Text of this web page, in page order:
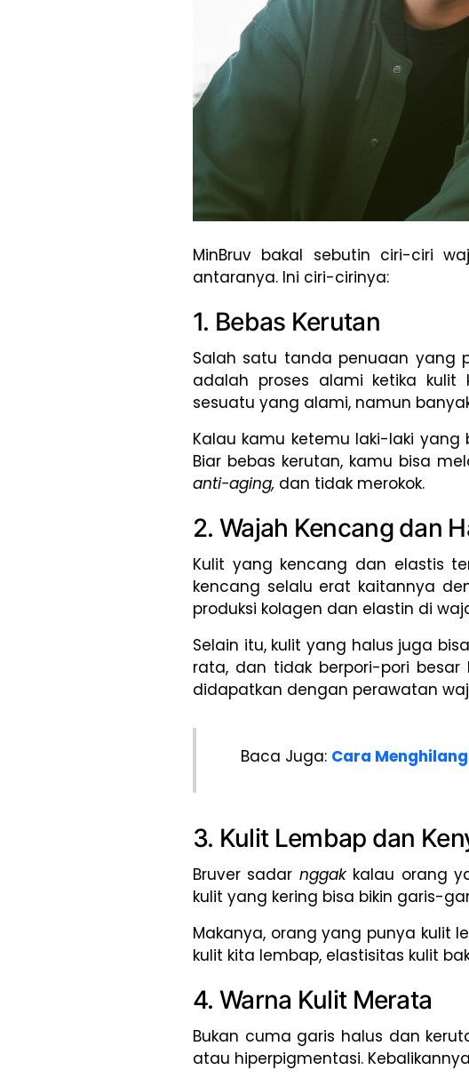
MinBruv bakal sebutin ciri-ciri
antaranya. Ini ciri-cirinya:
1. Bebas Kerutan
Salah satu tanda penuaan yang
adalah proses alami ketika kulit
sesuatu yang alami, namun
Kalau kamu ketemu laki-laki
Biar bebas kerutan, kamu bisa
anti-aging, dan tidak merokok.
2. Wajah Kencang dan
Kulit yang kencang dan elastis
kencang selalu erat kaitannya
produksi kolagen dan elastin di
Selain itu, kulit yang halus juga
rata, dan tidak berpori-pori
didapatkan dengan perawatan
Baca Juga: Cara
3. Kulit Lembap dan
Bruver sadar nggak kalau orang
kulit yang kering bisa bikin garis-
Makanya, orang yang punya kulit
kulit kita lembap, elastisitas kulit
4. Warna Kulit Merata
Bukan cuma garis halus dan
atau hiperpigmentasi.